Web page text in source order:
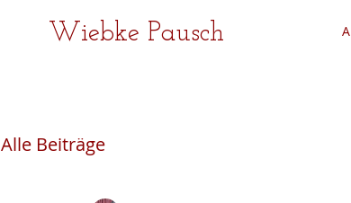
Wiebke Pausch
Alle Beiträge